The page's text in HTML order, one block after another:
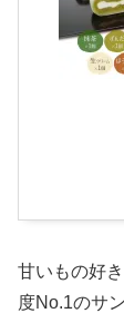
甘いもの好
度No.1のサ